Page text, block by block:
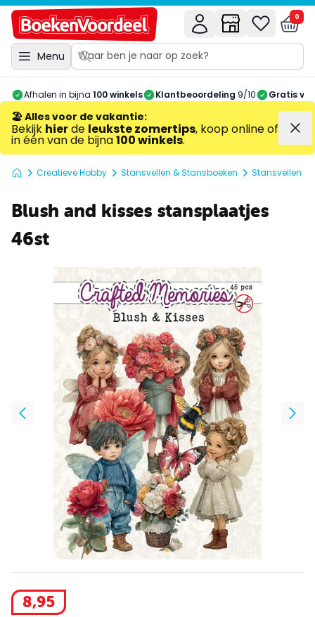
Menu
0
Afhalen in bijna 100 winkels Klantbeoordeling 9/10 Gratis
🏖️ Alles voor de vakantie:
Bekijk hierde leukste zomertips, koop online of
in één van de bijna100 winkels.
Creatieve Hobby Stansvellen & Stansboeken Stansvellen
Blush and kisses stansplaatjes
46st
8,95